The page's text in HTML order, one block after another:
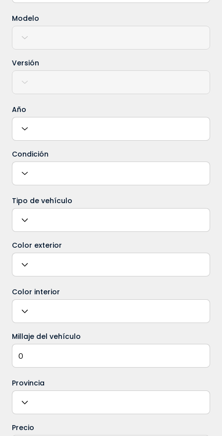
Modelo
Versión
Año
Condición
Tipo de vehículo
Color exterior
Color interior
Millaje del vehículo
Provincia
Precio